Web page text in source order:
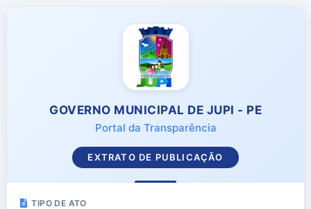
GOVERNO MUNICIPAL DE JUPI - PE
Portal da Transparência
EXTRATO DE PUBLICAÇÃO
TIPO DE ATO